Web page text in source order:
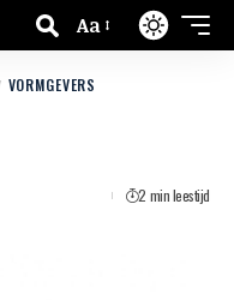
Aa
VORMGEVERS
2 min leestijd